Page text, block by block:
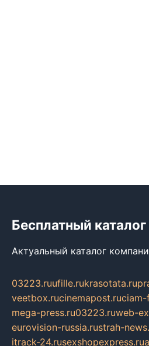
Бесплатный
Актуальный каталог
03223.ruufille.rukrasotata.ru
veetbox.rucinemapost.ruciam-
mega-press.ru03223.ruweb-
eurovision-russia.rustrah-
itrack-24.rusexshopexpress.ru